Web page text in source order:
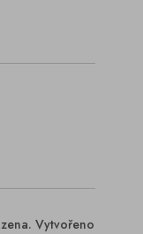
Vytvořeno